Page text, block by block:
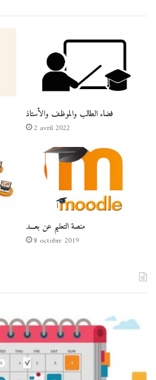
فضاء الطالب والموظف والأستاذ
2 avril 2022
منصة التعليم عن بعـــد
8 octobre 2019